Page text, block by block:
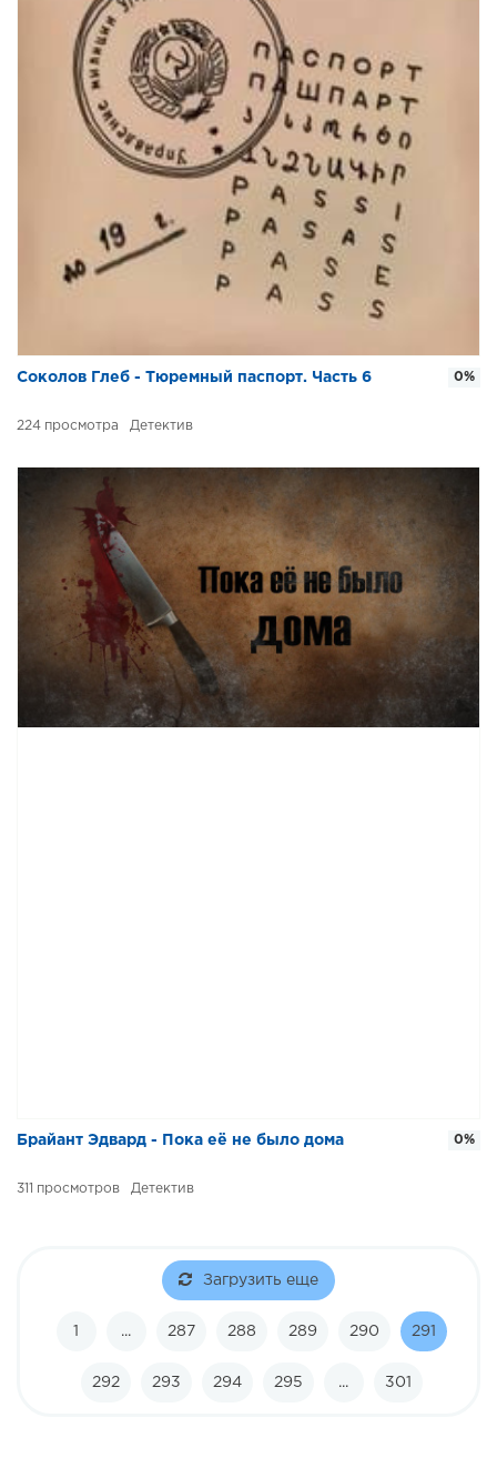
Соколов Глеб - Тюремный паспорт. Часть 6
224 Детектив
0%
Брайант Эдвард - Пока её не было дома
311 Детектив
0%
Загрузить еще
1 ... 287 288 289 290 291
292 293 294 295 ... 301